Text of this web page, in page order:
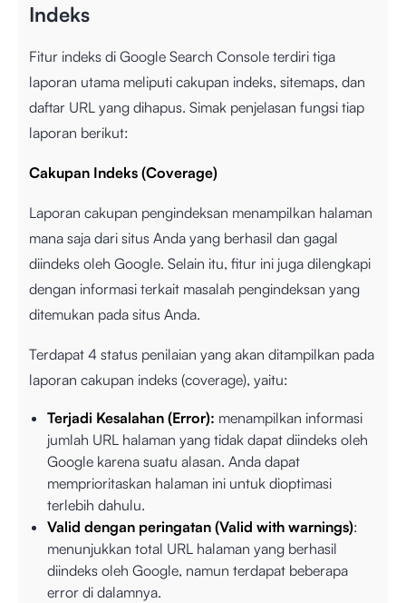
Indeks
Fitur indeks di Google Search Console terdiri tiga
laporan utama meliputi cakupan indeks, sitemaps, dan
daftar URL yang dihapus. Simak penjelasan fungsi tiap
laporan berikut:
Cakupan Indeks (Coverage)
Laporan cakupan pengindeksan menampilkan halaman
mana saja dari situs Anda yang berhasil dan gagal
diindeks oleh Google. Selain itu, fitur ini juga dilengkapi
dengan informasi terkait masalah pengindeksan yang
ditemukan pada situs Anda.
Terdapat 4 status penilaian yang akan ditampilkan pada
laporan cakupan indeks (coverage), yaitu:
Terjadi Kesalahan (Error): menampilkan informasi
jumlah URL halaman yang tidak dapat diindeks oleh
Google karena suatu alasan. Anda dapat
memprioritaskan halaman ini untuk dioptimasi
terlebih dahulu.
Valid dengan peringatan (Valid with warnings):
menunjukkan total URL halaman yang berhasil
diindeks oleh Google, namun terdapat beberapa
error di dalamnya.